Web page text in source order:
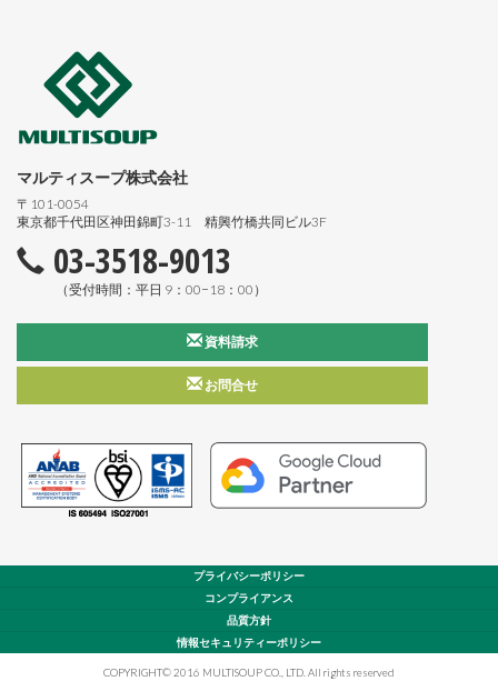
マルティスープ株式会社
〒101-0054
東京都千代田区神田錦町3-11 精興竹橋共同ビル3F
03-3518-9013
（受付時間：平日 9：00−18：00）
資料請求
お問合せ
プライバシーポリシー
コンプライアンス
品質方針
情報セキュリティーポリシー
COPYRIGHT© 2016 MULTISOUP CO., LTD. All rights reserved